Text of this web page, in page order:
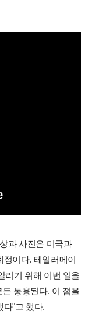
과 사진은 미국과
정이다. 테일러메이
리기 위해 이번 일을
통용된다. 이 점을
다"고 했다.